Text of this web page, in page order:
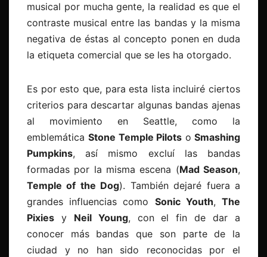
musical por mucha gente, la realidad es que el
contraste musical entre las bandas y la misma
negativa de éstas al concepto ponen en duda
la etiqueta comercial que se les ha otorgado.
Es por esto que, para esta lista incluiré ciertos
criterios para descartar algunas bandas ajenas
al movimiento en Seattle, como la
emblemática Stone Temple Pilots o Smashing
Pumpkins, así mismo excluí las bandas
formadas por la misma escena (Mad Season,
Temple of the Dog). También dejaré fuera a
grandes influencias como Sonic Youth,The
Pixies y Neil Young, con el fin de dar a
conocer más bandas que son parte de la
ciudad y no han sido reconocidas por el